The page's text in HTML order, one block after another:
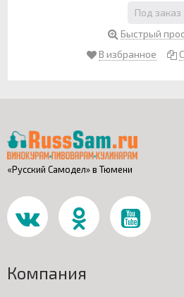
Под заказ
Быстрый
В избранное
«Русский Самодел» в Тюмени
Компания